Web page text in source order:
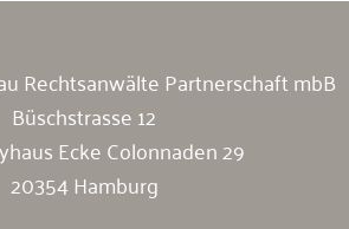
Rechtsanwälte Partnerschaft mbB
Büschstrasse 12
Ecke Colonnaden 29
20354 Hamburg